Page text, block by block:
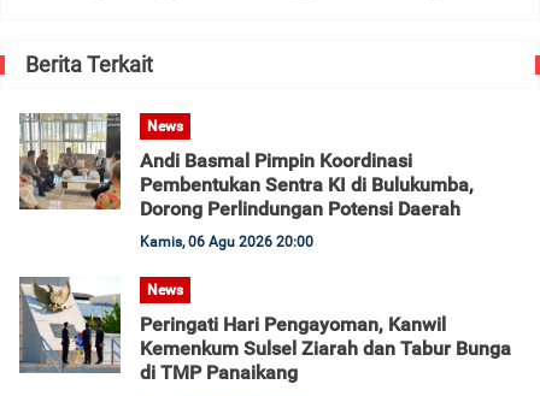
Berita Terkait
News
Andi Basmal Pimpin Koordinasi
Pembentukan Sentra KI di Bulukumba,
Dorong Perlindungan Potensi Daerah
Kamis, 06 Agu 2026 20:00
News
Peringati Hari Pengayoman, Kanwil
Kemenkum Sulsel Ziarah dan Tabur Bunga
di TMP Panaikang